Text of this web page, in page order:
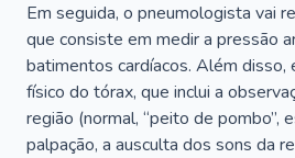
Em seguida, o pneumologista vai
que consiste em medir a pressão
batimentos cardíacos. Além disso,
físico do tórax, que inclui a
região (normal, “peito de pombo”,
palpação, a ausculta dos sons da